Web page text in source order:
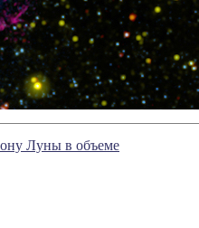
Луны в объеме